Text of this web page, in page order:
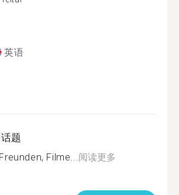
英语
题
Filme...阅读更多